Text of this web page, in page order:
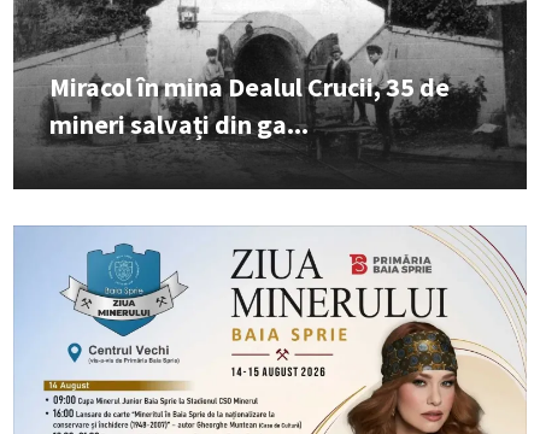
Miracol în mina Dealul Crucii, 35 de
mineri salvați din ga...